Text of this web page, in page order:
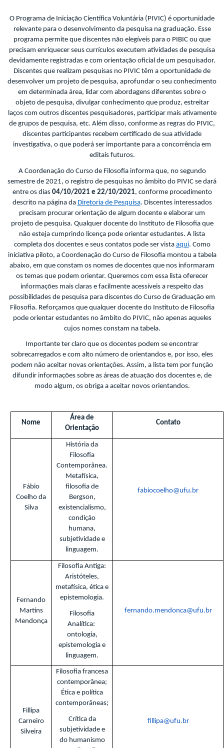
O Programa de Iniciação Científica Voluntária (PIVIC) é oportunidade
relevante para o desenvolvimento da pesquisa na graduação. Esse
programa permite que discentes não elegíveis para o PIBIC ou que
precisam enriquecer seus currículos executem atividades de pesquisa
devidamente registradas e com orientação oficial de um pesquisador.
Discentes que realizam pesquisas no PIVIC têm a oportunidade de
desenvolver um projeto de pesquisa, aprofundar o seu conhecimento
em determinada área, lidar com abordagens diferentes sobre o
objeto de pesquisa, divulgar conhecimento que produz, estreitar
laços com outros discentes pesquisadores, participar mais ativamente
de grupos de pesquisa, etc. Além disso, conforme as regras do PIVIC,
discentes participantes recebem certificado de sua atividade
investigativa, o que poderá ser importante para a concorrência em
editais futuros.
A Coordenação do Curso de Filosofia informa que, no segundo
semestre de 2021, o registro de pesquisas no âmbito do PIVIC se dará
entre os dias 04/10/2021 e 22/10/2021, conforme procedimento
descrito na página da Diretoria de Pesquisa. Discentes interessados
precisam procurar orientação de algum docente e elaborar um
projeto de pesquisa. Qualquer docente do Instituto de Filosofia que
não esteja cumprindo licença pode orientar estudantes. A lista
completa dos docentes e seus contatos pode ser vista aqui. Como
iniciativa piloto, a Coordenação do Curso de Filosofia montou a tabela
abaixo, em que constam os nomes de docentes que nos informaram
os temas que podem orientar. Queremos com essa lista oferecer
informações mais claras e facilmente acessíveis a respeito das
possibilidades de pesquisa para discentes do Curso de Graduação em
Filosofia. Reforçamos que qualquer docente do Instituto de Filosofia
pode orientar estudantes no âmbito do PIVIC, não apenas aqueles
cujos nomes constam na tabela.
Importante ter claro que os docentes podem se encontrar
sobrecarregados e com alto número de orientandos e, por isso, eles
podem não aceitar novas orientações. Assim, a lista tem por função
difundir informações sobre as áreas de atuação dos docentes e, de
modo algum, os obriga a aceitar novos orientandos.
Nome
Área de
Orientação
Contato
Fábio
Coelho da
Silva
História da
Filosofia
Contemporânea.
Metafísica,
filosofia de
Bergson,
existencialismo,
condição
humana,
subjetividade e
linguagem.
fabiocoelho@ufu.br
Fernando
Martins
Mendonça
Filosofia Antiga:
Aristóteles,
metafísica, ética e
epistemologia.
Filosofia
Analítica:
ontologia,
epistemologia e
linguagem.
fernando.mendonca@ufu.br
Fillipa
Carneiro
Silveira
Filosofia francesa
contemporânea;
Ética e política
contemporâneas;
Crítica da
subjetividade e
do humanismo
fillipa@ufu.br